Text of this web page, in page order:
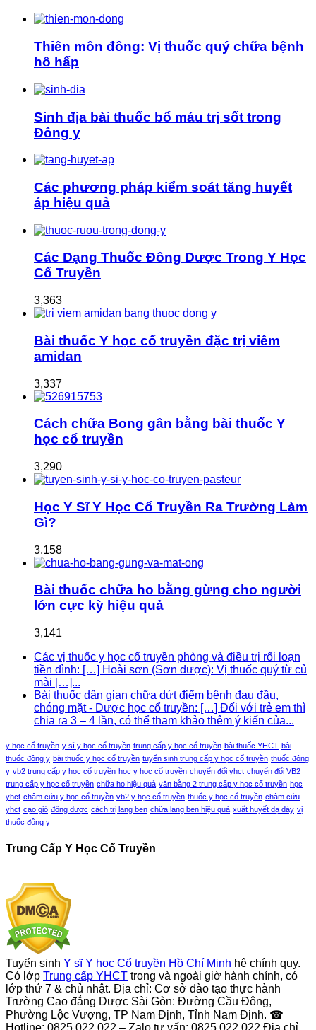
Thiên môn đông: Vị thuốc quý chữa bệnh
hô hấp
Sinh địa bài thuốc bổ máu trị sốt trong
Đông y
Các phương pháp kiểm soát tăng huyết
áp hiệu quả
Các Dạng Thuốc Đông Dược Trong Y Học
Cổ Truyền
3,363
Bài thuốc Y học cổ truyền đặc trị viêm
amidan
3,337
Cách chữa Bong gân bằng bài thuốc Y
học cổ truyền
3,290
Học Y Sĩ Y Học Cổ Truyền Ra Trường Làm
Gì?
3,158
Bài thuốc chữa ho bằng gừng cho người
lớn cực kỳ hiệu quả
3,141
Các vị thuốc y học cổ truyền phòng và điều trị rối loạn
tiền đình: […] Hoài sơn (Sơn dược): Vị thuốc quý từ củ
mài […]...
Bài thuốc dân gian chữa dứt điểm bệnh đau đầu,
chóng mặt - Dược học cổ truyền: […] Đối với trẻ em thì
chia ra 3 – 4 lần, có thể tham khảo thêm ý kiến của...
y học cổ truyền y sĩ y học cổ truyền trung cấp y học cổ truyền bài thuốc YHCT bài
thuốc đông y bài thuốc y học cổ truyền tuyển sinh trung cấp y học cổ truyền thuốc đông
y vb2 trung cấp y học cổ truyền học y học cổ truyền chuyển đổi yhct chuyển đổi VB2
trung cấp y học cổ truyền chữa ho hiệu quả văn bằng 2 trung cấp y học cổ truyền học
yhct châm cứu y học cổ truyền vb2 y học cổ truyền thuốc y học cổ truyền châm cứu
yhct cạo gió đông dược cách trị lang ben chữa lang ben hiệu quả xuất huyết dạ dày vị
thuốc đông y
Trung Cấp Y Học Cổ Truyền
Tuyển sinh Y sĩ Y học Cổ truyền Hồ Chí Minh hệ chính quy.
Có lớp Trung cấp YHCT trong và ngoài giờ hành chính, có
lớp thứ 7 & chủ nhật. Địa chỉ: Cơ sở đào tạo thực hành
Trường Cao đẳng Dược Sài Gòn: Đường Cầu Đông,
Phường Lộc Vượng, TP Nam Định, Tỉnh Nam Định. ☎